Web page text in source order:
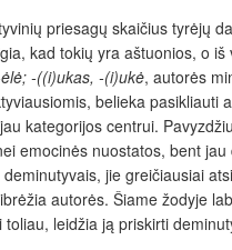
priesagų skaičius tyrėjų
kad tokių yra aštuonios, o
-((i)ukas, -(i)ukė, autorės
belieka
kategorijos centrui.
emocinės nuostatos, bent
jie greičiausiai
autorės. Šiame žodyje
leidžia ją priskirti